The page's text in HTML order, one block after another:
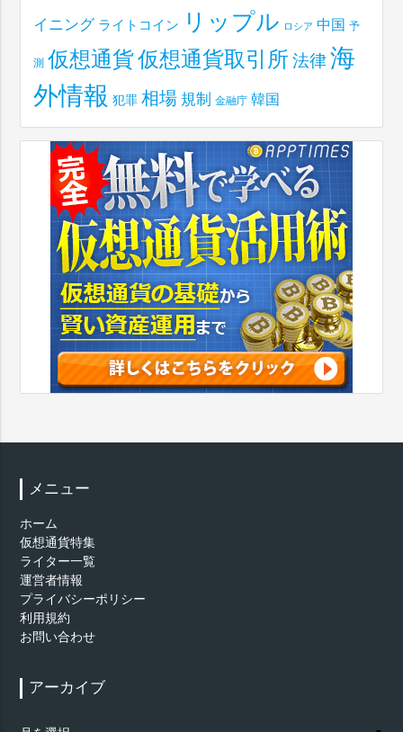
イニング ライトコイン リップル ロシア 中国 予
測 仮想通貨仮想通貨取引所 法律 海
外情報 犯罪 相場 規制 金融庁 韓国
メニュー
ホーム
仮想通貨特集
ライター一覧
運営者情報
プライバシーポリシー
利用規約
お問い合わせ
アーカイブ